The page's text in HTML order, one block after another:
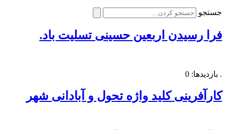
جستجو
فرا رسیدن اربعین حسینی تسلیت باد.
. بازدیدها: 0
کارآفرینی کلید واژه تحول و آبادانی شهر